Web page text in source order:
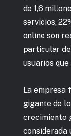
de 1,6
servicios,
online son
particular
usuarios
La empresa
gigante de
crecimiento
considerada